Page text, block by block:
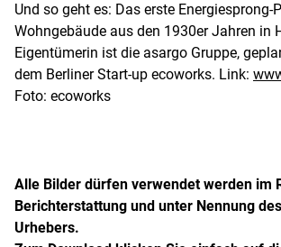
Und so geht es: Das erste Energiesprong-
Wohngebäude aus den 1930er Jahren in
Eigentümerin ist die asargo Gruppe,
dem Berliner Start-up ecoworks. Link:
Foto: ecoworks
Alle Bilder dürfen verwendet werden im
Berichterstattung und unter Nennung
Urhebers.